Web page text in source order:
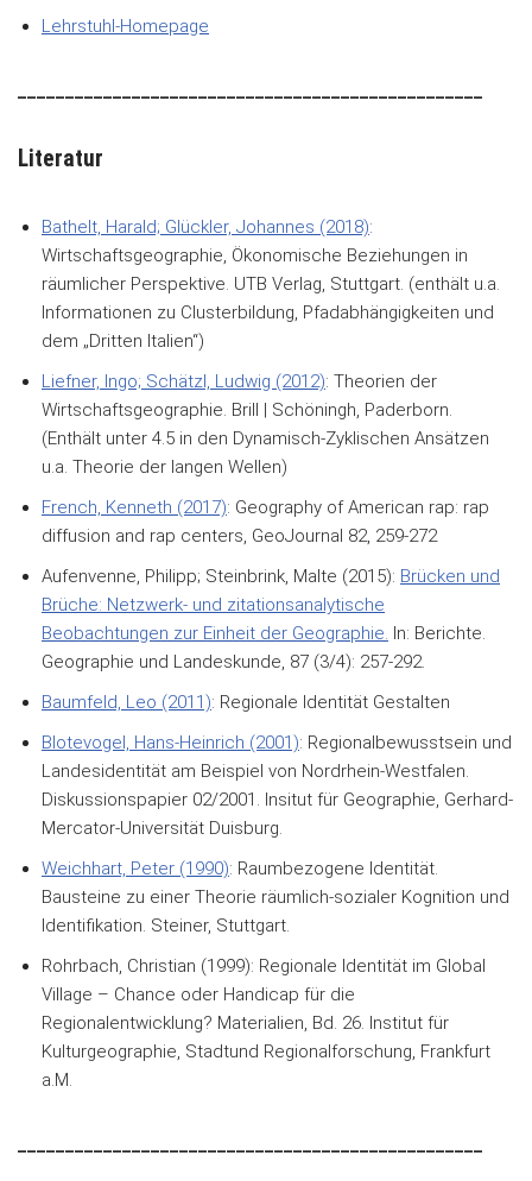
Lehrstuhl-Homepage
Literatur
Bathelt, Harald; Glückler, Johannes (2018):
Wirtschaftsgeographie, Ökonomische Beziehungen in
räumlicher Perspektive. UTB Verlag, Stuttgart. (enthält u.a.
Informationen zu Clusterbildung, Pfadabhängigkeiten und
dem „Dritten Italien“)
Liefner, Ingo; Schätzl, Ludwig (2012): Theorien der
Wirtschaftsgeographie. Brill | Schöningh, Paderborn.
(Enthält unter 4.5 in den Dynamisch-Zyklischen Ansätzen
u.a. Theorie der langen Wellen)
French, Kenneth (2017): Geography of American rap: rap
diffusion and rap centers, GeoJournal 82, 259-272
Aufenvenne, Philipp; Steinbrink, Malte (2015): Brücken und
Brüche: Netzwerk- und zitationsanalytische
Beobachtungen zur Einheit der Geographie. In: Berichte.
Geographie und Landeskunde, 87 (3/4): 257-292.
Baumfeld, Leo (2011): Regionale Identität Gestalten
Blotevogel, Hans-Heinrich (2001): Regionalbewusstsein und
Landesidentität am Beispiel von Nordrhein-Westfalen.
Diskussionspapier 02/2001. Insitut für Geographie, Gerhard-
Mercator-Universität Duisburg.
Weichhart, Peter (1990): Raumbezogene Identität.
Bausteine zu einer Theorie räumlich-sozialer Kognition und
Identifikation. Steiner, Stuttgart.
Rohrbach, Christian (1999): Regionale Identität im Global
Village – Chance oder Handicap für die
Regionalentwicklung? Materialien, Bd. 26. Institut für
Kulturgeographie, Stadtund Regionalforschung, Frankfurt
a.M.